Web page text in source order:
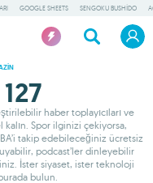
GOOGLE SHEETS SENGOKU BUSHIDO
haber toplayıcıları ve
kalın. Spor ilginizi çekiyorsa,
takip edebileceğiniz ücretsiz
podcast’ler dinleyebilir
İster siyaset, ister teknoloji
bulun.